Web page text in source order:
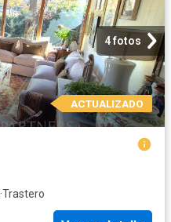
4 fotos
ACTUALIZADO
·Trastero